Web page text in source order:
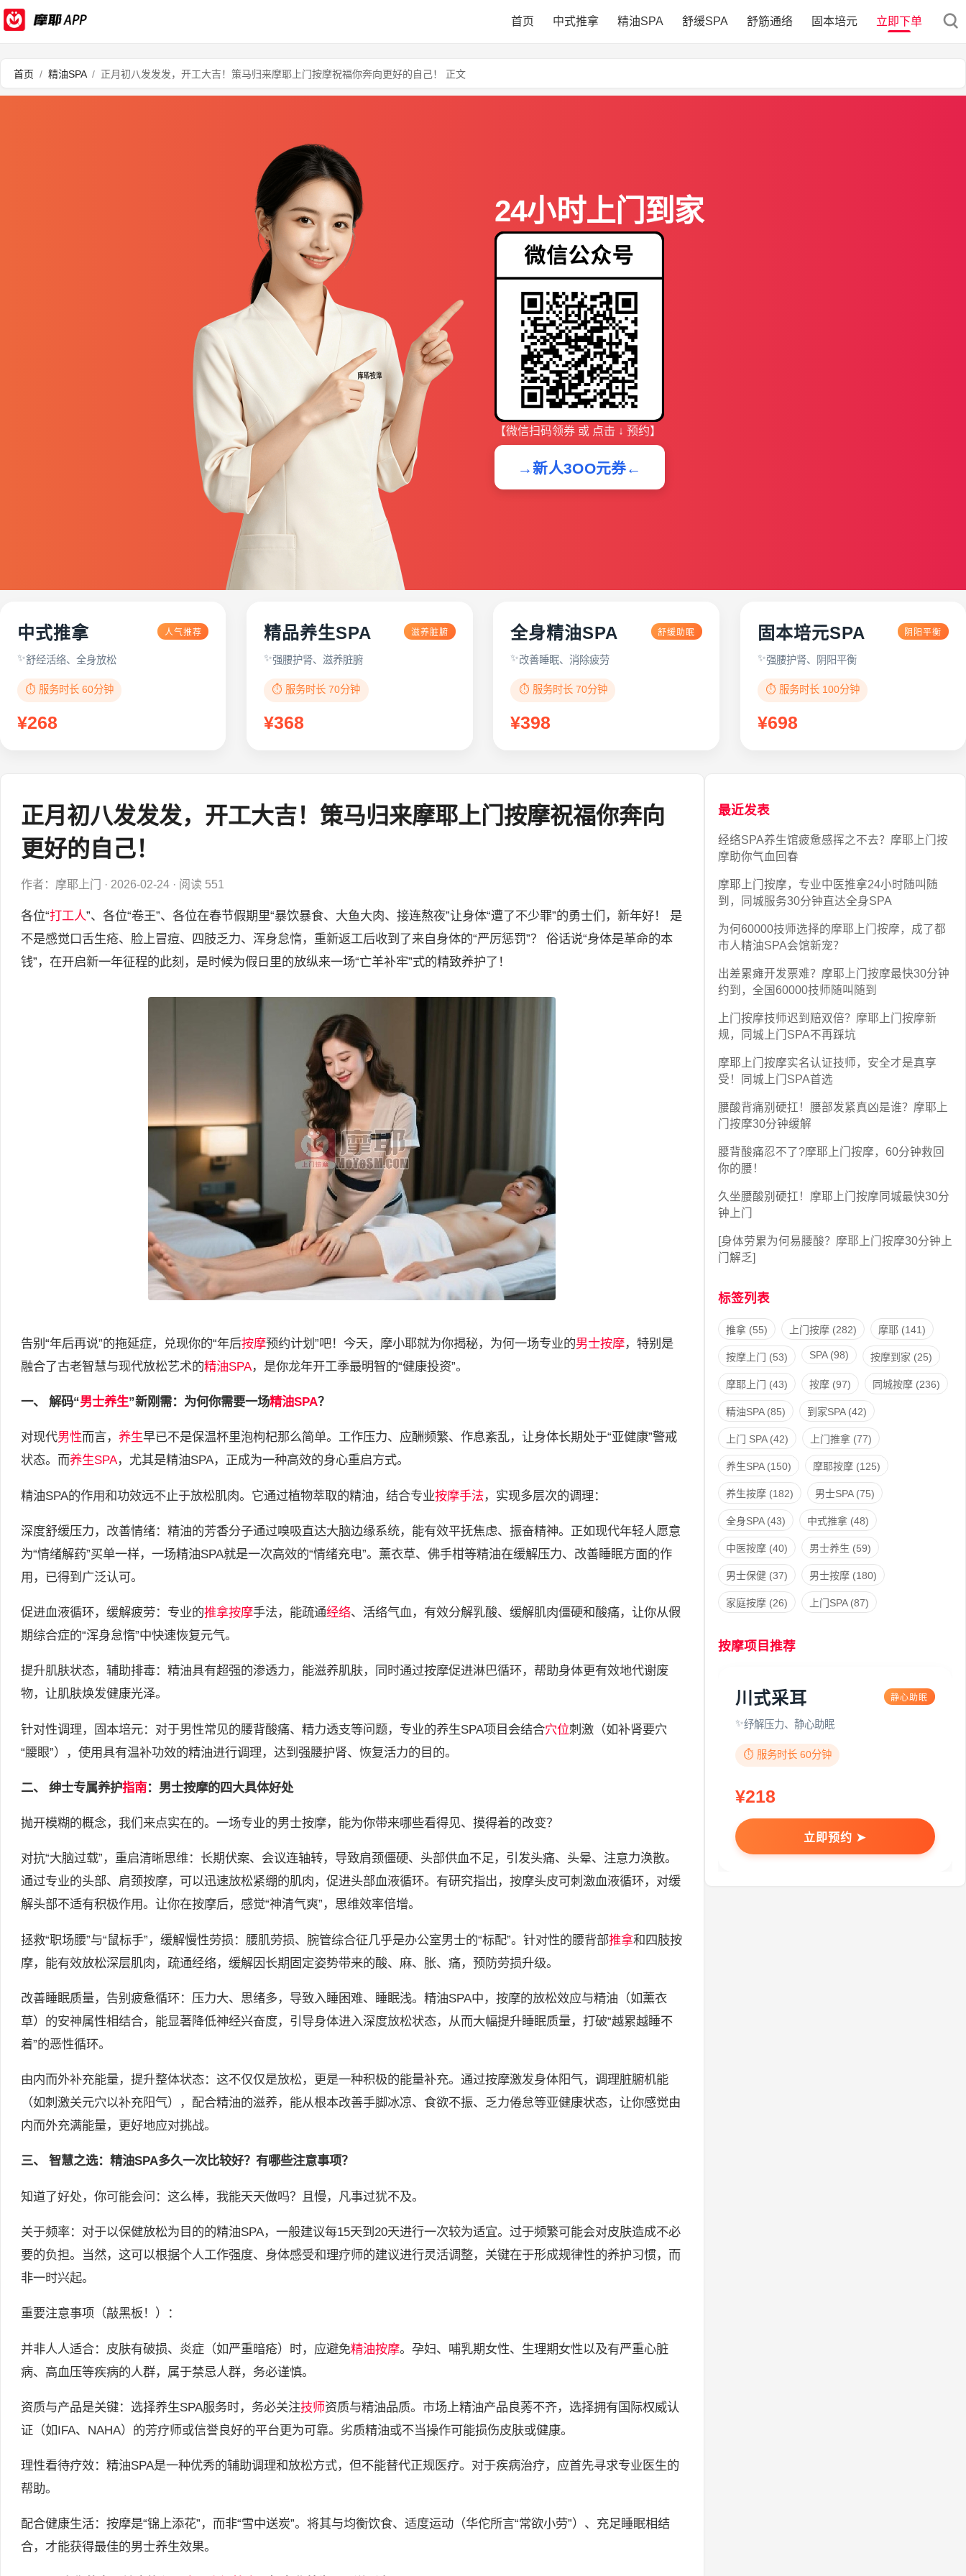
首页 中式推拿 精油SPA 舒缓SPA 舒筋通络 固本培元 立即下单
首页 / 精油SPA / 正月初八发发发，开工大吉！策马归来摩耶上门按摩祝福你奔向更好的自己！ 正文
24小时上门到家
【微信扫码领券 或 点击 ↓ 预约】
→新人3OO元券←
中式推拿 人气推荐
舒经活络、全身放松
⏱️ 服务时长 60分钟
¥268
精品养生SPA 滋养脏腑
强腰护肾、滋养脏腑
⏱️ 服务时长 70分钟
¥368
全身精油SPA 舒缓助眠
改善睡眠、消除疲劳
⏱️ 服务时长 70分钟
¥398
固本培元SPA 阴阳平衡
强腰护肾、阴阳平衡
⏱️ 服务时长 100分钟
¥698
正月初八发发发，开工大吉！策马归来摩耶上门按摩祝福你奔向
更好的自己！
作者：摩耶上门 · 2026-02-24 · 阅读 551
各位“打工人”、各位“卷王”、各位在春节假期里“暴饮暴食、大鱼大肉、接连熬夜”让身体“遭了不少罪”的勇士们，新年好！ 是
不是感觉口舌生疮、脸上冒痘、四肢乏力、浑身怠惰，重新返工后收到了来自身体的“严厉惩罚”？ 俗话说“身体是革命的本
钱”，在开启新一年征程的此刻，是时候为假日里的放纵来一场“亡羊补牢”式的精致养护了！
告别“年后再说”的拖延症，兑现你的“年后按摩预约计划”吧！今天，摩小耶就为你揭秘，为何一场专业的男士按摩，特别是
融合了古老智慧与现代放松艺术的精油SPA，是你龙年开工季最明智的“健康投资”。
一、 解码“男士养生”新刚需：为何你需要一场精油SPA？
对现代男性而言， 养生早已不是保温杯里泡枸杞那么简单。工作压力、应酬频繁、作息紊乱，让身体长期处于“亚健康”警戒
状态。而养生SPA，尤其是精油SPA，正成为一种高效的身心重启方式。
精油SPA的作用和功效远不止于放松肌肉。它通过植物萃取的精油，结合专业按摩手法，实现多层次的调理：
深度舒缓压力，改善情绪：精油的芳香分子通过嗅吸直达大脑边缘系统，能有效平抚焦虑、振奋精神。正如现代年轻人愿意
为“情绪解药”买单一样，一场精油SPA就是一次高效的“情绪充电”。薰衣草、佛手柑等精油在缓解压力、改善睡眠方面的作
用，已得到广泛认可。
促进血液循环，缓解疲劳：专业的推拿按摩手法，能疏通经络、活络气血，有效分解乳酸、缓解肌肉僵硬和酸痛，让你从假
期综合症的“浑身怠惰”中快速恢复元气。
提升肌肤状态，辅助排毒：精油具有超强的渗透力，能滋养肌肤，同时通过按摩促进淋巴循环，帮助身体更有效地代谢废
物，让肌肤焕发健康光泽。
针对性调理，固本培元：对于男性常见的腰背酸痛、精力透支等问题，专业的养生SPA项目会结合穴位刺激（如补肾要穴
“腰眼”），使用具有温补功效的精油进行调理，达到强腰护肾、恢复活力的目的。
二、 绅士专属养护指南：男士按摩的四大具体好处
抛开模糊的概念，我们来点实在的。一场专业的男士按摩，能为你带来哪些看得见、摸得着的改变？
对抗“大脑过载”，重启清晰思维：长期伏案、会议连轴转，导致肩颈僵硬、头部供血不足，引发头痛、头晕、注意力涣散。
通过专业的头部、肩颈按摩，可以迅速放松紧绷的肌肉，促进头部血液循环。有研究指出，按摩头皮可刺激血液循环，对缓
解头部不适有积极作用。让你在按摩后，感觉“神清气爽”，思维效率倍增。
拯救“职场腰”与“鼠标手”，缓解慢性劳损：腰肌劳损、腕管综合征几乎是办公室男士的“标配”。针对性的腰背部推拿和四肢按
摩，能有效放松深层肌肉，疏通经络，缓解因长期固定姿势带来的酸、麻、胀、痛，预防劳损升级。
改善睡眠质量，告别疲惫循环：压力大、思绪多，导致入睡困难、睡眠浅。精油SPA中，按摩的放松效应与精油（如薰衣
草）的安神属性相结合，能显著降低神经兴奋度，引导身体进入深度放松状态，从而大幅提升睡眠质量，打破“越累越睡不
着”的恶性循环。
由内而外补充能量，提升整体状态：这不仅仅是放松，更是一种积极的能量补充。通过按摩激发身体阳气，调理脏腑机能
（如刺激关元穴以补充阳气），配合精油的滋养，能从根本改善手脚冰凉、食欲不振、乏力倦怠等亚健康状态，让你感觉由
内而外充满能量，更好地应对挑战。
三、 智慧之选：精油SPA多久一次比较好？有哪些注意事项？
知道了好处，你可能会问：这么棒，我能天天做吗？且慢，凡事过犹不及。
关于频率：对于以保健放松为目的的精油SPA，一般建议每15天到20天进行一次较为适宜。过于频繁可能会对皮肤造成不必
要的负担。当然，这可以根据个人工作强度、身体感受和理疗师的建议进行灵活调整，关键在于形成规律性的养护习惯，而
非一时兴起。
重要注意事项（敲黑板！）：
并非人人适合：皮肤有破损、炎症（如严重暗疮）时，应避免精油按摩。孕妇、哺乳期女性、生理期女性以及有严重心脏
病、高血压等疾病的人群，属于禁忌人群，务必谨慎。
资质与产品是关键：选择养生SPA服务时，务必关注技师资质与精油品质。市场上精油产品良莠不齐，选择拥有国际权威认
证（如IFA、NAHA）的芳疗师或信誉良好的平台更为可靠。劣质精油或不当操作可能损伤皮肤或健康。
理性看待疗效：精油SPA是一种优秀的辅助调理和放松方式，但不能替代正规医疗。对于疾病治疗，应首先寻求专业医生的
帮助。
配合健康生活：按摩是“锦上添花”，而非“雪中送炭”。将其与均衡饮食、适度运动（华佗所言“常欲小劳”）、充足睡眠相结
合，才能获得最佳的男士养生效果。
最近发表
经络SPA养生馆疲惫感挥之不去？摩耶上门按
摩助你气血回春
摩耶上门按摩，专业中医推拿24小时随叫随
到，同城服务30分钟直达全身SPA
为何60000技师选择的摩耶上门按摩，成了都
市人精油SPA会馆新宠？
出差累瘫开发票难？摩耶上门按摩最快30分钟
约到，全国60000技师随叫随到
上门按摩技师迟到赔双倍？摩耶上门按摩新
规，同城上门SPA不再踩坑
摩耶上门按摩实名认证技师，安全才是真享
受！同城上门SPA首选
腰酸背痛别硬扛！腰部发紧真凶是谁？摩耶上
门按摩30分钟缓解
腰背酸痛忍不了?摩耶上门按摩，60分钟救回
你的腰！
久坐腰酸别硬扛！摩耶上门按摩同城最快30分
钟上门
[身体劳累为何易腰酸？摩耶上门按摩30分钟上
门解乏]
标签列表
推拿(55) 上门按摩(282) 摩耶(141)
按摩上门 (53) SPA(98) 按摩到家 (25)
摩耶上门 (43) 按摩(97) 同城按摩(236)
精油SPA(85) 到家SPA(42)
上门 SPA(42) 上门推拿(77)
养生SPA(150) 摩耶按摩(125)
养生按摩(182) 男士SPA(75)
全身SPA(43) 中式推拿(48)
中医按摩(40) 男士养生 (59)
男士保健(37) 男士按摩(180)
家庭按摩(26) 上门SPA(87)
按摩项目推荐
川式采耳 静心助眠
纾解压力、静心助眠
⏱️ 服务时长 60分钟
¥218
立即预约 ➤